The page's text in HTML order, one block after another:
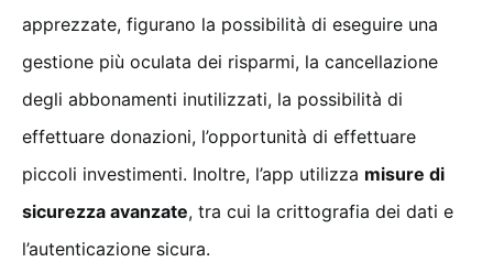
apprezzate, figurano la possibilità di eseguire una
gestione più oculata dei risparmi, la cancellazione
degli abbonamenti inutilizzati, la possibilità di
effettuare donazioni, l’opportunità di effettuare
piccoli investimenti. Inoltre, l’app utilizza misure di
sicurezza avanzate, tra cui la crittografia dei dati e
l’autenticazione sicura.